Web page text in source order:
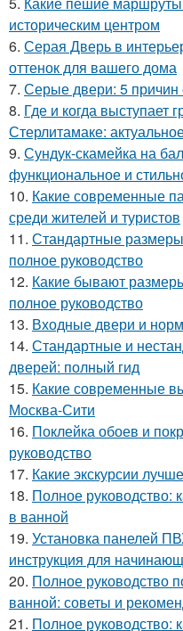
историческим центром
6. Серая Дверь в
оттенок для вашего дома
7. Серые двери: 5
8. Где и когда выступает
Стерлитамаке:
9. Сундук-скамейка на
функциональное и
10. Какие современные
среди жителей и туристов
11. Стандартные
полное руководство
12. Какие бывают
полное руководство
13. Входные двери и
14. Стандартные и
дверей: полный гид
15. Какие современные
Москва-Сити
16. Поклейка обоев и
руководство
17. Какие экскурсии
18. Полное руководство:
в ванной
19. Установка панелей
инструкция для
20. Полное руководство
ванной: советы и
21. Полное руководство: